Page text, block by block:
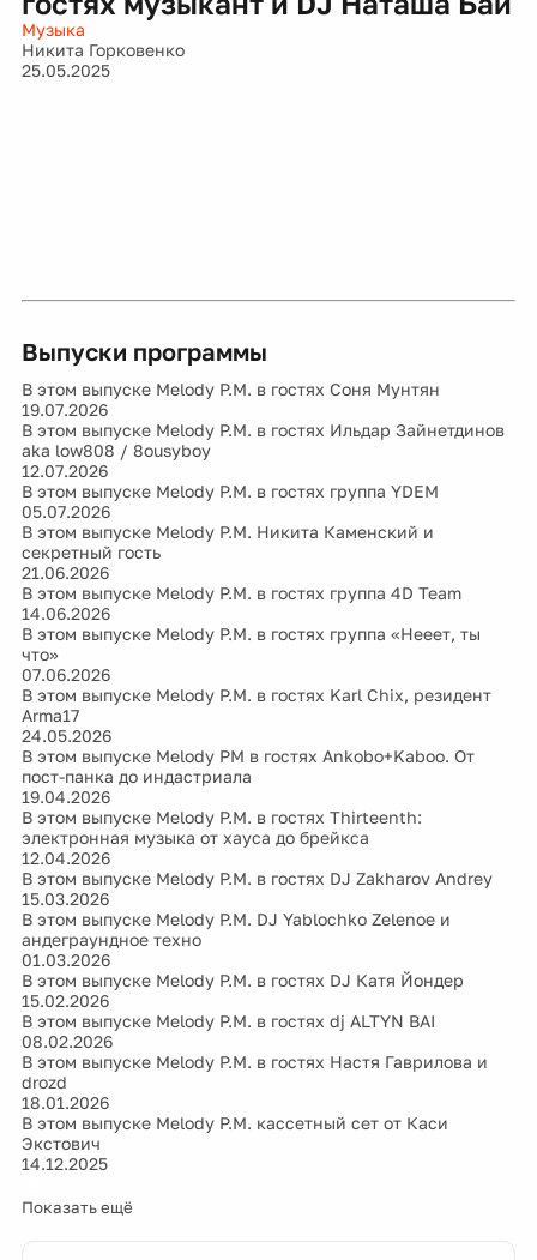
Музыка
Никита Горковенко
25.05.2025
Выпуски программы
В этом выпуске Melody P.M. в гостях Соня Мунтян
19.07.2026
В этом выпуске Melody P.M. в гостях Ильдар Зайнетдинов
aka low808 / 8ousyboy
12.07.2026
В этом выпуске Melody P.M. в гостях группа YDEM
05.07.2026
В этом выпуске Melody P.M. Никита Каменский и
секретный гость
21.06.2026
В этом выпуске Melody P.M. в гостях группа 4D Team
14.06.2026
В этом выпуске Melody P.M. в гостях группа «Нееет, ты
что»
07.06.2026
В этом выпуске Melody P.M. в гостях Karl Chix, резидент
Arma17
24.05.2026
В этом выпуске Melody PM в гостях Ankobo+Kaboo. От
пост-панка до индастриала
19.04.2026
В этом выпуске Melody P.M. в гостях Thirteenth:
электронная музыка от хауса до брейкса
12.04.2026
В этом выпуске Melody P.M. в гостях DJ Zakharov Andrey
15.03.2026
В этом выпуске Melody P.M. DJ Yablochko Zelenoe и
андеграундное техно
01.03.2026
В этом выпуске Melody P.M. в гостях DJ Катя Йондер
15.02.2026
В этом выпуске Melody P.M. в гостях dj ALTYN BAI
08.02.2026
В этом выпуске Melody P.M. в гостях Настя Гаврилова и
drozd
18.01.2026
В этом выпуске Melody P.M. кассетный сет от Каси
Экстович
14.12.2025
Показать ещё